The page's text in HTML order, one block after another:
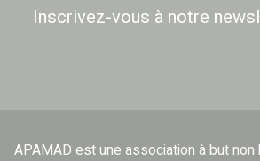
Inscrivez-vous à notre
APAMAD est une association à but